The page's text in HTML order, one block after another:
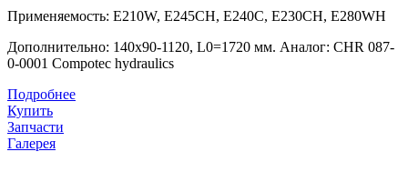
Применяемость: E210W, E245CH, E240C, E230CH, E280WH
Дополнительно: 140х90-1120, L0=1720 мм. Аналог: CHR 087-
0-0001 Compotec hydraulics
Подробнее
Цена:
Цена по запросу
Купить
Запчасти
Галерея